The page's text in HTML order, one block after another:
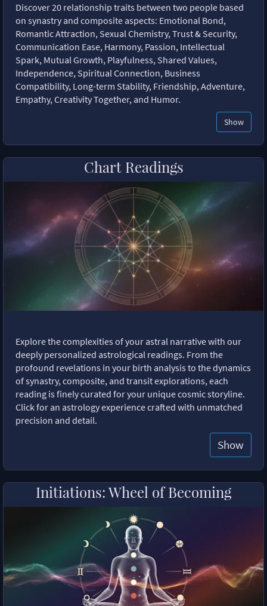
Discover 20 relationship traits between two people based
on synastry and composite aspects: Emotional Bond,
Romantic Attraction, Sexual Chemistry, Trust & Security,
Communication Ease, Harmony, Passion, Intellectual
Spark, Mutual Growth, Playfulness, Shared Values,
Independence, Spiritual Connection, Business
Compatibility, Long-term Stability, Friendship, Adventure,
Empathy, Creativity Together, and Humor.
Show
Chart Readings
Explore the complexities of your astral narrative with our
deeply personalized astrological readings. From the
profound revelations in your birth analysis to the dynamics
of synastry, composite, and transit explorations, each
reading is finely curated for your unique cosmic storyline.
Click for an astrology experience crafted with unmatched
precision and detail.
Show
Initiations: Wheel of Becoming